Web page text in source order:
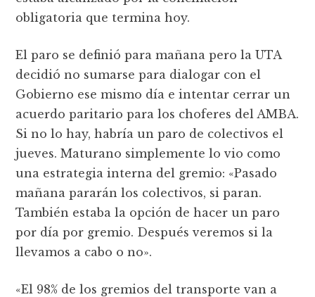
obligatoria que termina hoy.
El paro se definió para mañana pero la UTA
decidió no sumarse para dialogar con el
Gobierno ese mismo día e intentar cerrar un
acuerdo paritario para los choferes del AMBA.
Si no lo hay, habría un paro de colectivos el
jueves. Maturano simplemente lo vio como
una estrategia interna del gremio: «Pasado
mañana pararán los colectivos, si paran.
También estaba la opción de hacer un paro
por día por gremio. Después veremos si la
llevamos a cabo o no».
«El 98% de los gremios del transporte van a